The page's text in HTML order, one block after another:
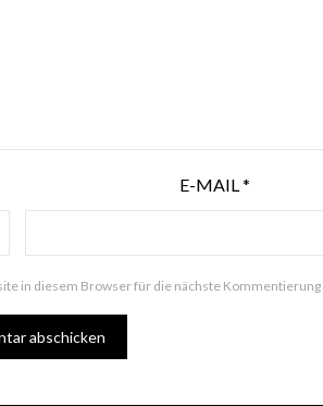
E-MAIL*
in diesem Browser für die nächste Kommentierung